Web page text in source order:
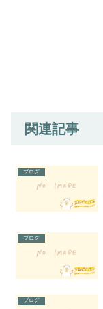
関連記事
ブログ
ブログ
ブログ